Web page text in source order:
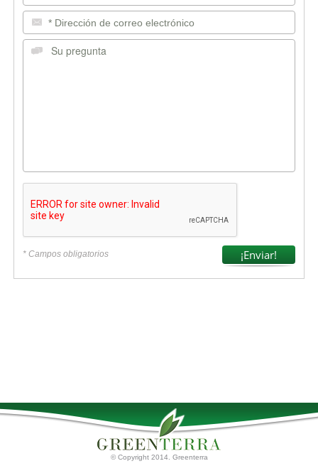
* Campos obligatorios
© Copyright 2014. Greenterra